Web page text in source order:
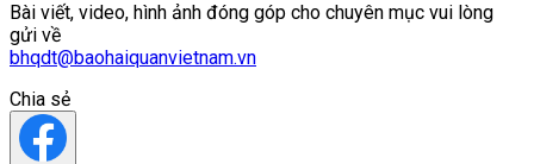
Bài viết, video, hình ảnh đóng góp cho chuyên mục vui lòng
gửi về
bhqdt@baohaiquanvietnam.vn
Chia sẻ